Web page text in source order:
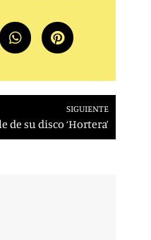
SIGUIENTE
de su disco ‘Hortera’